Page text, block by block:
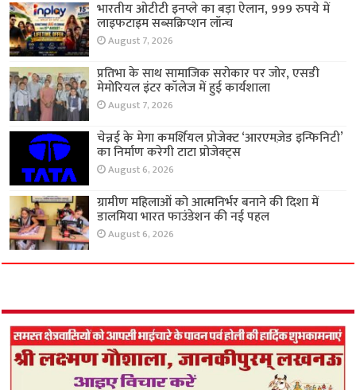
भारतीय ओटीटी इनप्ले का बड़ा ऐलान, 999 रुपये में
लाइफटाइम सब्सक्रिप्शन लॉन्च
August 7, 2026
प्रतिभा के साथ सामाजिक सरोकार पर जोर, एसडी
मेमोरियल इंटर कॉलेज में हुई कार्यशाला
August 7, 2026
चेन्नई के मेगा कमर्शियल प्रोजेक्ट ‘आरएमज़ेड इन्फिनिटी’
का निर्माण करेगी टाटा प्रोजेक्ट्स
August 6, 2026
ग्रामीण महिलाओं को आत्मनिर्भर बनाने की दिशा में
डालमिया भारत फाउंडेशन की नई पहल
August 6, 2026